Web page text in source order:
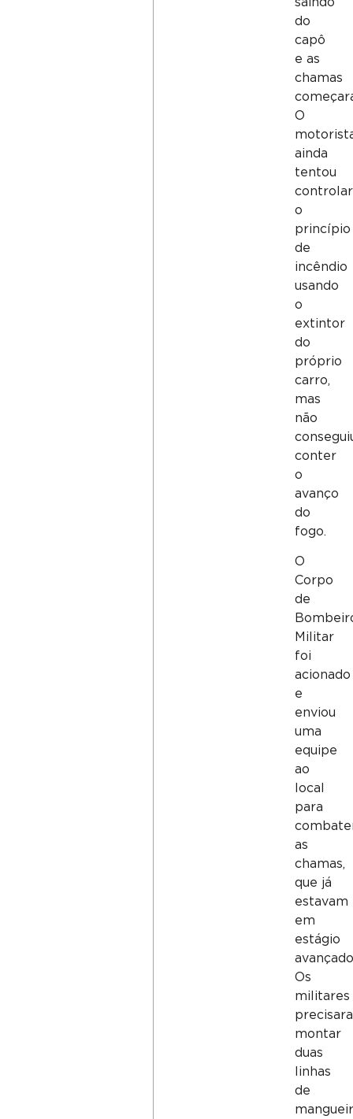
do
capô
e as
chamas
O
ainda
tentou
controlar
o
princípio
de
incêndio
usando
o
extintor
do
próprio
carro,
mas
não
conter
o
avanço
do
fogo.
O
Corpo
de
Militar
foi
acionado
e
enviou
uma
equipe
ao
local
para
as
chamas,
que já
estavam
em
estágio
Os
militares
montar
duas
linhas
de